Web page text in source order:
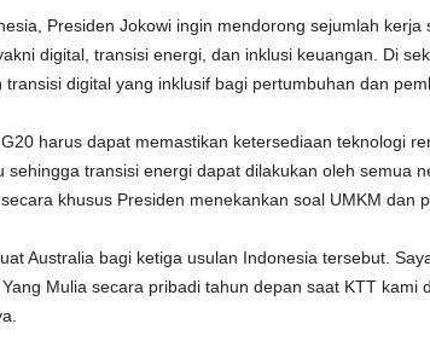
Presiden Jokowi ingin mendorong sejumlah kerja
digital, transisi energi, dan inklusi keuangan. Di
digital yang inklusif bagi pertumbuhan dan
harus dapat memastikan ketersediaan teknologi
sehingga transisi energi dapat dilakukan oleh semua
khusus Presiden menekankan soal UMKM dan
Australia bagi ketiga usulan Indonesia tersebut.
Mulia secara pribadi tahun depan saat KTT kami